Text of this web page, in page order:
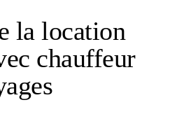
la location
chauffeur